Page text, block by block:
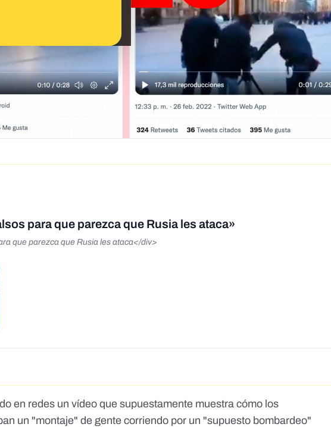
para que parezca que Rusia les ataca»
que parezca que Rusia les ataca</div>
en redes un vídeo que supuestamente muestra cómo los
un "montaje" de gente corriendo por un "supuesto bombardeo"